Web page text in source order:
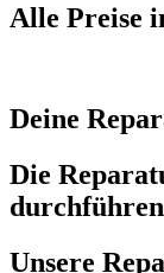
Alle Preise
Deine
Die
durchführen
Unsere